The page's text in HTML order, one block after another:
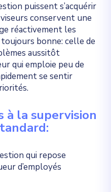
puissent s’acquérir
conservent une
réactivement les
bonne: celle de
aussitôt
qui emploie peu de
se sentir
à la supervision
qui repose
d’employés